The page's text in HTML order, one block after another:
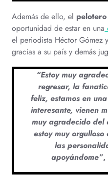
Además de ello, el
oportunidad de estar en una
el periodista Héctor Gómez
gracias a su país y demás
“Estoy muy
regresar, la
feliz, estamos en
interesante, vienen
muy agradecido del
estoy muy
las
apoyándome”,